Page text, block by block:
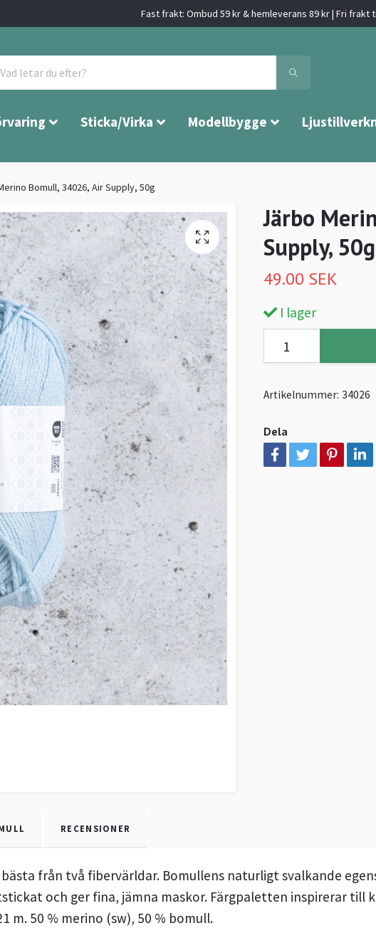
Fast frakt: Ombud 59 kr & hemleverans 89 kr | Fri
Sticka/Virka Modellbygge
Bomull, 34026, Air Supply, 50g
Järbo
Supply, 50g
49.00 SEK
I lager
Artikelnummer: 34026
Dela
RECENSIONER
från två fibervärldar. Bomullens naturligt svalkande
och ger fina, jämna maskor. Färgpaletten inspirerar till
m. 50 % merino (sw), 50 % bomull.